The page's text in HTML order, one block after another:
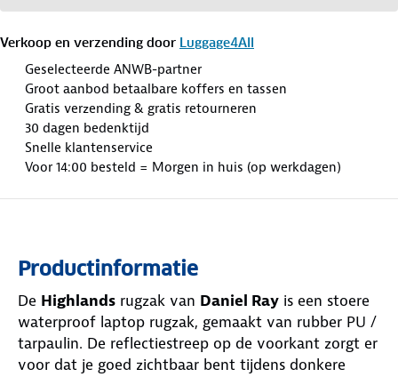
Verkoop en verzending door Luggage4All
Geselecteerde ANWB-partner
Groot aanbod betaalbare koffers en tassen
Gratis verzending & gratis retourneren
30 dagen bedenktijd
Snelle klantenservice
Voor 14:00 besteld = Morgen in huis (op werkdagen)
Productinformatie
De Highlands rugzak van Daniel Ray is een stoere
waterproof laptop rugzak, gemaakt van rubber PU /
tarpaulin. De reflectiestreep op de voorkant zorgt er
voor dat je goed zichtbaar bent tijdens donkere